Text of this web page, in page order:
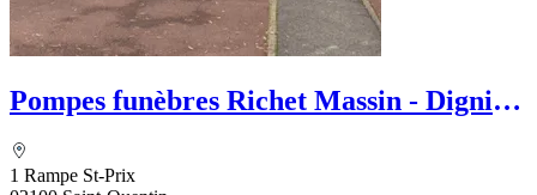
Pompes funèbres Richet Massin - Dignité
1 Rampe St-Prix